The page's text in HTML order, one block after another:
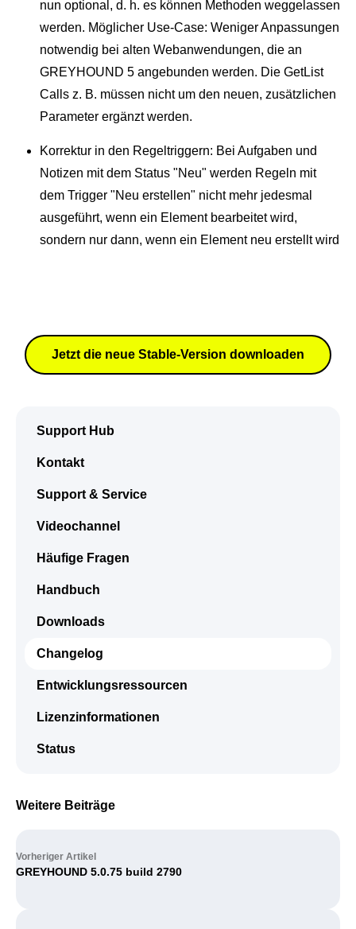
nun optional, d. h. es können Methoden weggelassen
werden. Möglicher Use-Case: Weniger Anpassungen
notwendig bei alten Webanwendungen, die an
GREYHOUND 5 angebunden werden. Die GetList
Calls z. B. müssen nicht um den neuen, zusätzlichen
Parameter ergänzt werden.
Korrektur in den Regeltriggern: Bei Aufgaben und
Notizen mit dem Status "Neu" werden Regeln mit
dem Trigger "Neu erstellen" nicht mehr jedesmal
ausgeführt, wenn ein Element bearbeitet wird,
sondern nur dann, wenn ein Element neu erstellt wird
Jetzt die neue Stable-Version downloaden
Support Hub
Kontakt
Support & Service
Videochannel
Häufige Fragen
Handbuch
Downloads
Changelog
Entwicklungsressourcen
Lizenzinformationen
Status
Weitere Beiträge
Vorheriger Artikel
GREYHOUND 5.0.75 build 2790